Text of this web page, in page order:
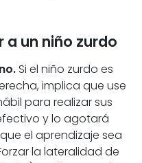
a un niño zurdo
Si el niño zurdo es
implica que use
para realizar sus
y lo agotará
el aprendizaje sea
la lateralidad de